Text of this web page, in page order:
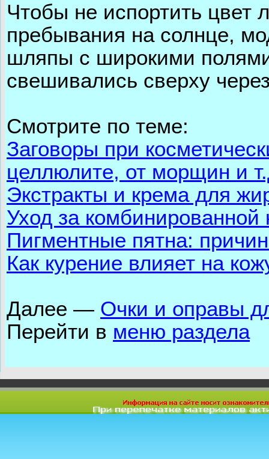
Чтобы не испортить цвет
пребывания на солнце,
шляпы с широкими
свешивались сверху
Смотрите по теме:
Заговоры при
целлюлите, от морщин и
Экстракты и крема для
Уход за комбинированной
Пигментные пятна:
Как курение влияет на
Далее — Очки и оправы
Перейти в меню раздела